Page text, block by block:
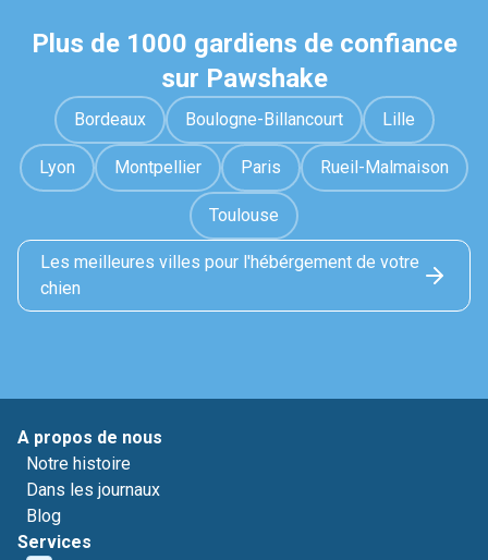
Plus de 1000 gardiens de confiance
sur Pawshake
Bordeaux Boulogne-Billancourt Lille
Lyon Montpellier Paris Rueil-Malmaison
Toulouse
Les meilleures villes pour l'hébérgement de votre
chien
A propos de nous
Notre histoire
Dans les journaux
Blog
Services